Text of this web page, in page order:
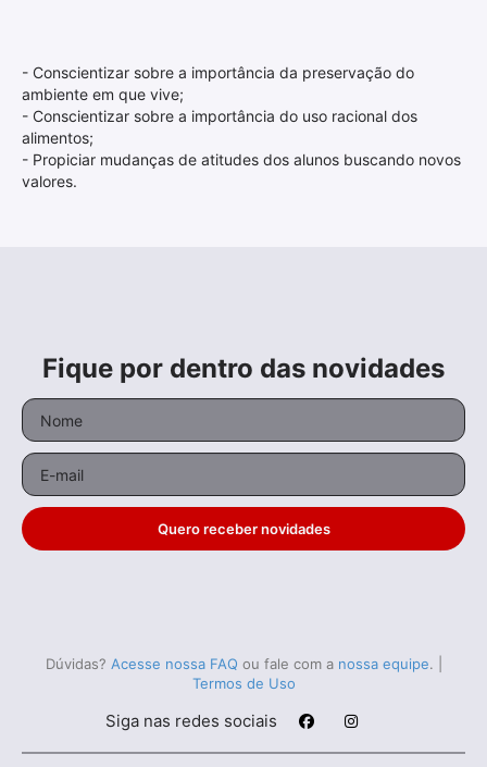
- Conscientizar sobre a importância da preservação do
ambiente em que vive;
- Conscientizar sobre a importância do uso racional dos
alimentos;
- Propiciar mudanças de atitudes dos alunos buscando novos
valores.
Fique por dentro das novidades
Quero receber novidades
Dúvidas? Acesse nossa FAQ ou fale com a nossa equipe.
Termos de Uso
Siga nas redes sociais